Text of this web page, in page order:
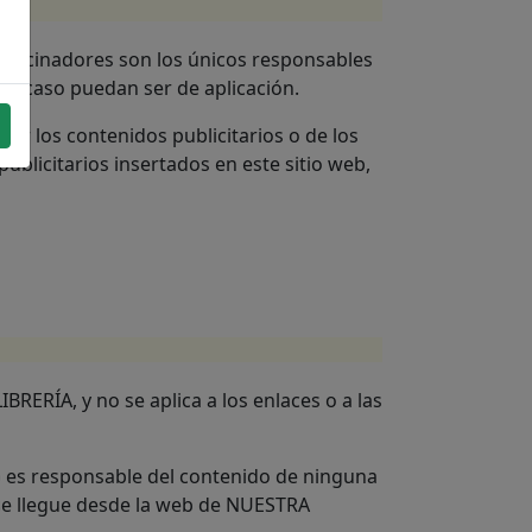
son los únicos responsables
caso puedan ser de aplicación.
los contenidos publicitarios o de los
insertados en este sitio web,
y no se aplica a los enlaces o a las
es responsable del contenido de ninguna
desde la web de NUESTRA